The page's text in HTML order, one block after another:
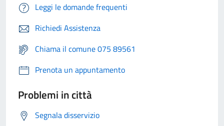
Leggi le domande frequenti
Richiedi Assistenza
Chiama il comune 075 89561
Prenota un appuntamento
Problemi in città
Segnala disservizio